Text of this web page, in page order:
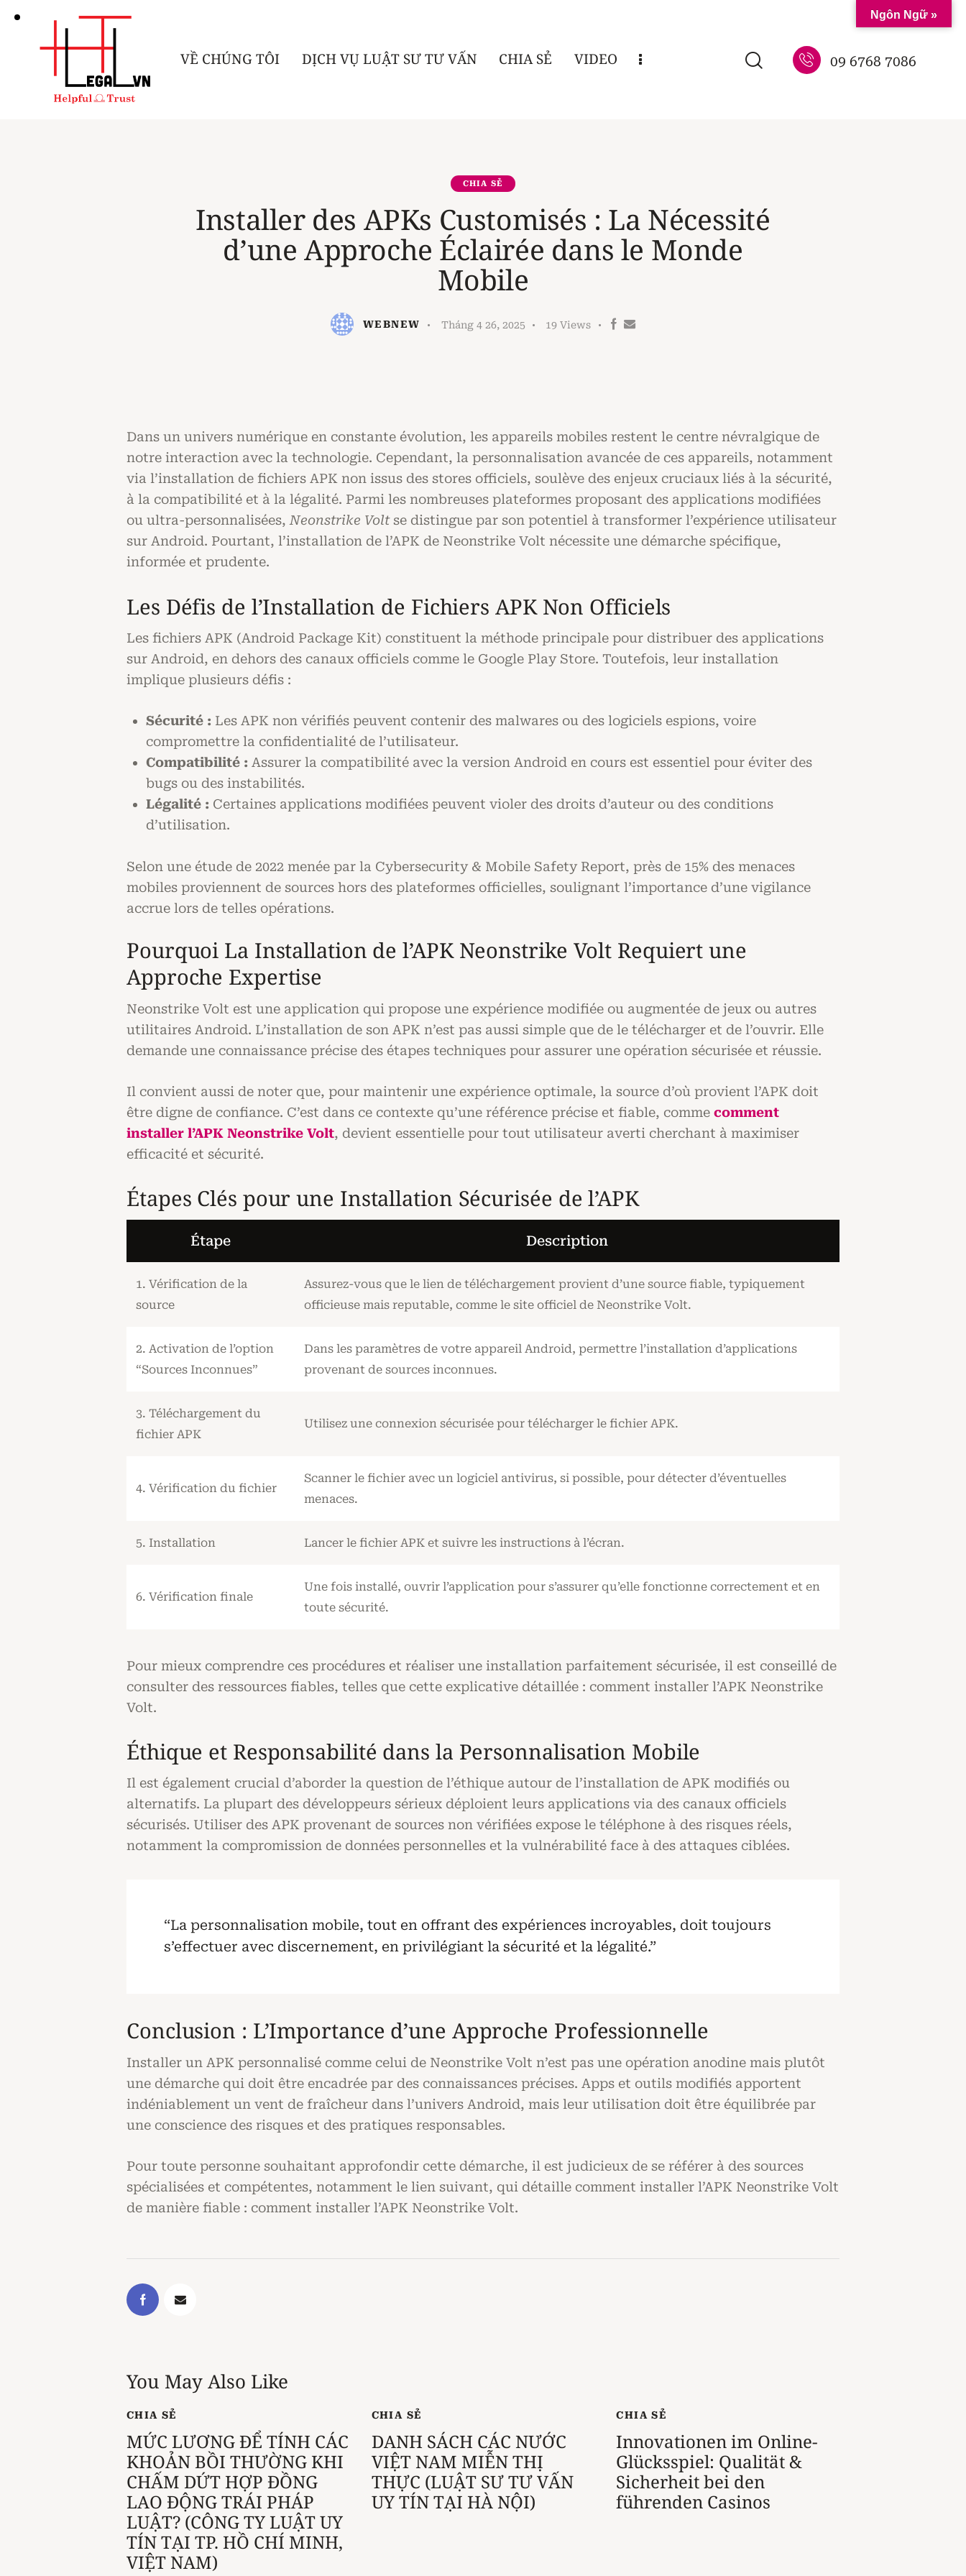
VỀ CHÚNG TÔI DỊCH VỤ LUẬT SƯ TƯ VẤN CHIA SẺ VIDEO 09 6768 7086
CHIA SẺ
Installer des APKs Customisés : La Nécessité
d’une Approche Éclairée dans le Monde
Mobile
WEBNEW Tháng 4 26, 2025 19 Views
Dans un univers numérique en constante évolution, les appareils mobiles restent le centre névralgique de
notre interaction avec la technologie. Cependant, la personnalisation avancée de ces appareils, notamment
via l’installation de fichiers APK non issus des stores officiels, soulève des enjeux cruciaux liés à la sécurité,
à la compatibilité et à la légalité. Parmi les nombreuses plateformes proposant des applications modifiées
ou ultra-personnalisées,Neonstrike Voltse distingue par son potentiel à transformer l’expérience utilisateur
sur Android. Pourtant, l’installation de l’APK de Neonstrike Volt nécessite une démarche spécifique,
informée et prudente.
Les Défis de l’Installation de Fichiers APK Non Officiels
Les fichiers APK (Android Package Kit) constituent la méthode principale pour distribuer des applications
sur Android, en dehors des canaux officiels comme le Google Play Store. Toutefois, leur installation
implique plusieurs défis :
Sécurité : Les APK non vérifiés peuvent contenir des malwares ou des logiciels espions, voire
compromettre la confidentialité de l’utilisateur.
Compatibilité : Assurer la compatibilité avec la version Android en cours est essentiel pour éviter des
bugs ou des instabilités.
Légalité : Certaines applications modifiées peuvent violer des droits d’auteur ou des conditions
d’utilisation.
Selon une étude de 2022 menée par la Cybersecurity & Mobile Safety Report, près de 15% des menaces
mobiles proviennent de sources hors des plateformes officielles, soulignant l’importance d’une vigilance
accrue lors de telles opérations.
Pourquoi La Installation de l’APK Neonstrike Volt Requiert une
Approche Expertise
Neonstrike Volt est une application qui propose une expérience modifiée ou augmentée de jeux ou autres
utilitaires Android. L’installation de son APK n’est pas aussi simple que de le télécharger et de l’ouvrir. Elle
demande une connaissance précise des étapes techniques pour assurer une opération sécurisée et réussie.
Il convient aussi de noter que, pour maintenir une expérience optimale, la source d’où provient l’APK doit
être digne de confiance. C’est dans ce contexte qu’une référence précise et fiable, comme comment
installer l’APK Neonstrike Volt, devient essentielle pour tout utilisateur averti cherchant à maximiser
efficacité et sécurité.
Étapes Clés pour une Installation Sécurisée de l’APK
Étape Description
1. Vérification de la
source
Assurez-vous que le lien de téléchargement provient d’une source fiable, typiquement
officieuse mais reputable, comme le site officiel de Neonstrike Volt.
2. Activation de l’option
“Sources Inconnues”
Dans les paramètres de votre appareil Android, permettre l’installation d’applications
provenant de sources inconnues.
3. Téléchargement du
fichier APK
Utilisez une connexion sécurisée pour télécharger le fichier APK.
4. Vérification du fichier
Scanner le fichier avec un logiciel antivirus, si possible, pour détecter d’éventuelles
menaces.
5. Installation Lancer le fichier APK et suivre les instructions à l’écran.
6. Vérification finale
Une fois installé, ouvrir l’application pour s’assurer qu’elle fonctionne correctement et en
toute sécurité.
Pour mieux comprendre ces procédures et réaliser une installation parfaitement sécurisée, il est conseillé de
consulter des ressources fiables, telles que cette explicative détaillée : comment installer l’APK Neonstrike
Volt.
Éthique et Responsabilité dans la Personnalisation Mobile
Il est également crucial d’aborder la question de l’éthique autour de l’installation de APK modifiés ou
alternatifs. La plupart des développeurs sérieux déploient leurs applications via des canaux officiels
sécurisés. Utiliser des APK provenant de sources non vérifiées expose le téléphone à des risques réels,
notamment la compromission de données personnelles et la vulnérabilité face à des attaques ciblées.
“La personnalisation mobile, tout en offrant des expériences incroyables, doit toujours
s’effectuer avec discernement, en privilégiant la sécurité et la légalité.”
Conclusion : L’Importance d’une Approche Professionnelle
Installer un APK personnalisé comme celui de Neonstrike Volt n’est pas une opération anodine mais plutôt
une démarche qui doit être encadrée par des connaissances précises. Apps et outils modifiés apportent
indéniablement un vent de fraîcheur dans l’univers Android, mais leur utilisation doit être équilibrée par
une conscience des risques et des pratiques responsables.
Pour toute personne souhaitant approfondir cette démarche, il est judicieux de se référer à des sources
spécialisées et compétentes, notamment le lien suivant, qui détaille comment installer l’APK Neonstrike Volt
de manière fiable : comment installer l’APK Neonstrike Volt.
You May Also Like
CHIA SẺ
MỨC LƯƠNG ĐỂ TÍNH CÁC
KHOẢN BỒI THƯỜNG KHI
CHẤM DỨT HỢP ĐỒNG
LAO ĐỘNG TRÁI PHÁP
LUẬT? (CÔNG TY LUẬT UY
TÍN TẠI TP. HỒ CHÍ MINH,
VIỆT NAM)
CHIA SẺ
DANH SÁCH CÁC NƯỚC
VIỆT NAM MIỄN THỊ
THỰC (LUẬT SƯ TƯ VẤN
UY TÍN TẠI HÀ NỘI)
CHIA SẺ
Innovationen im Online-
Glücksspiel: Qualität &
Sicherheit bei den
führenden Casinos
Ngôn Ngữ »